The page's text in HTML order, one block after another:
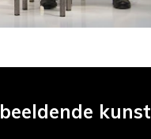
beeldende kunst